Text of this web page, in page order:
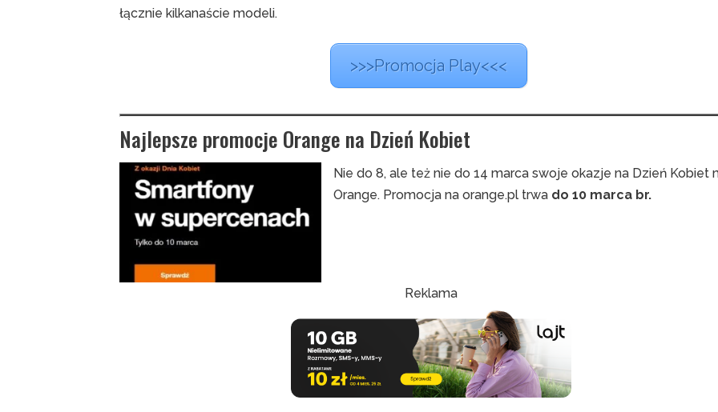
łącznie kilkanaście modeli.
>>>Promocja Play<<<
Najlepsze promocje Orange na Dzień Kobiet
Nie do 8, ale też nie do 14 marca swoje okazje na Dzień Kobiet
Orange. Promocja na orange.pl trwa do 10 marca br.
Reklama